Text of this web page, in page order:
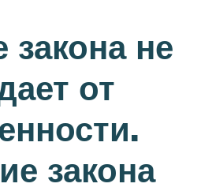
закона не
от
закона